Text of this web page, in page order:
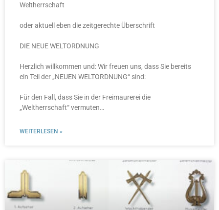
Weltherrschaft
oder aktuell eben die zeitgerechte Überschrift
DIE NEUE WELTORDNUNG
Herzlich willkommen und: Wir freuen uns, dass Sie bereits
ein Teil der „NEUEN WELTORDNUNG“ sind:
Für den Fall, dass Sie in der Freimaurerei die
„Weltherrschaft“ vermuten…
WEITERLESEN »